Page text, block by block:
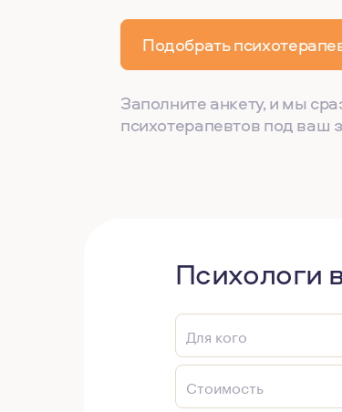
Подобрать
Заполните анкету, и мы
психотерапевтов под ваш
Психологи
Для кого
Стоимость